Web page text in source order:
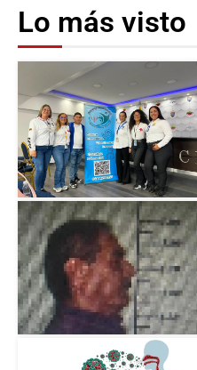
Lo más visto